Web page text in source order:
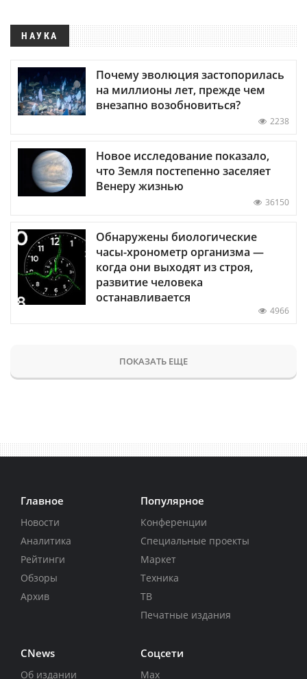
НАУКА
Почему эволюция застопорилась
на миллионы лет, прежде чем
внезапно возобновиться?
2238
Новое исследование показало,
что Земля постепенно заселяет
Венеру жизнью
36150
Обнаружены биологические
часы-хронометр организма —
когда они выходят из строя,
развитие человека
останавливается
4966
ПОКАЗАТЬ ЕЩЕ
Главное
Новости
Аналитика
Рейтинги
Обзоры
Архив
Популярное
Конференции
Специальные проекты
Маркет
Техника
ТВ
Печатные издания
CNews
Об издании
Соцсети
Max